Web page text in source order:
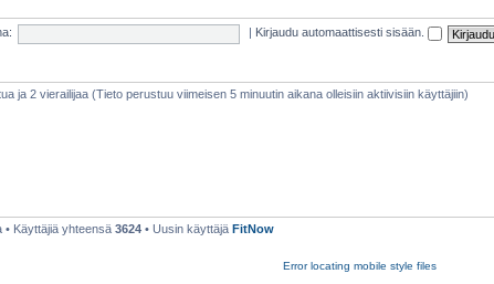
Kirjaudu automaattisesti sisään.
ja 2 vierailijaa (Tieto perustuu viimeisen 5 minuutin aikana olleisiin aktiivisiin käyttäjiin)
• Käyttäjiä yhteensä 3624 • Uusin käyttäjä FitNow
Error locating mobile style files